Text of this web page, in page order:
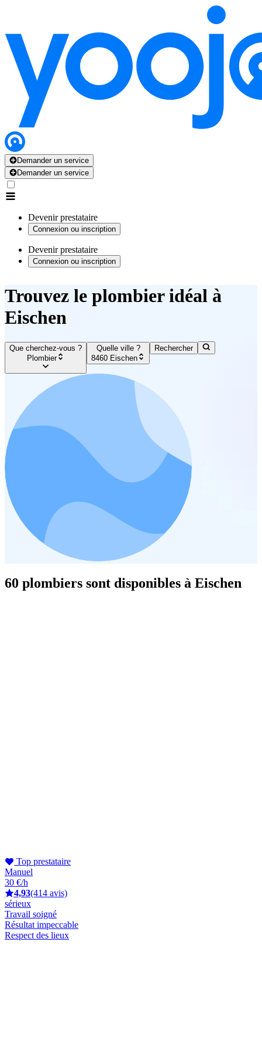
Demander un service
Demander un service
Devenir prestataire
Connexion ou inscription
Devenir prestataire
Connexion ou inscription
Trouvez le plombier idéal à
Eischen
Que cherchez-vous ?
Plombier
Quelle ville ?
8460 Eischen
Rechercher
60 plombiers sont disponibles à Eischen
Top prestataire
Manuel
30 €/h
4,93(414 avis)
sérieux
Travail soigné
Résultat impeccable
Respect des lieux